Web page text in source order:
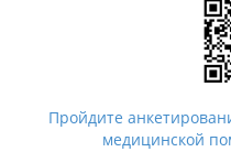
Пройдите
медицинской